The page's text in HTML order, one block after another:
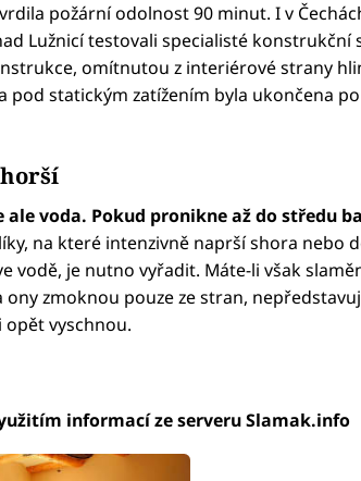
požární odolnost 90 minut. I v
Lužnicí testovali specialisté konstrukční
omítnutou z interiérové strany
pod statickým zatížením byla ukončena
ale voda. Pokud pronikne až do středu
na které intenzivně naprší shora nebo
vodě, je nutno vyřadit. Máte-li však
ony zmoknou pouze ze stran,
vyschnou.
informací ze serveru Slamak.info